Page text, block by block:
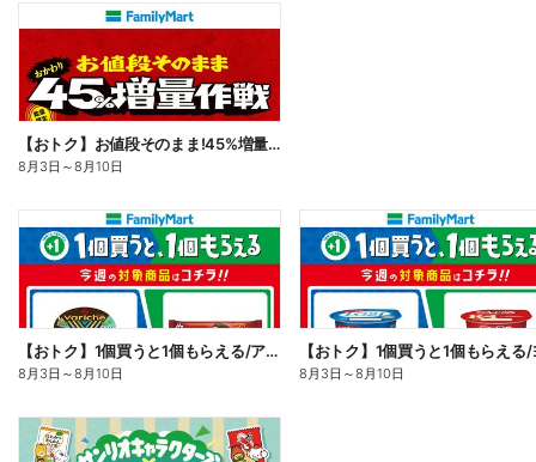
【おトク】お値段そのまま!45%増量作戦!
8月3日 ～8月10日
【おトク】1個買うと1個もらえる/アイス
8月3日 ～8月10日 8月3日 ～8月10日